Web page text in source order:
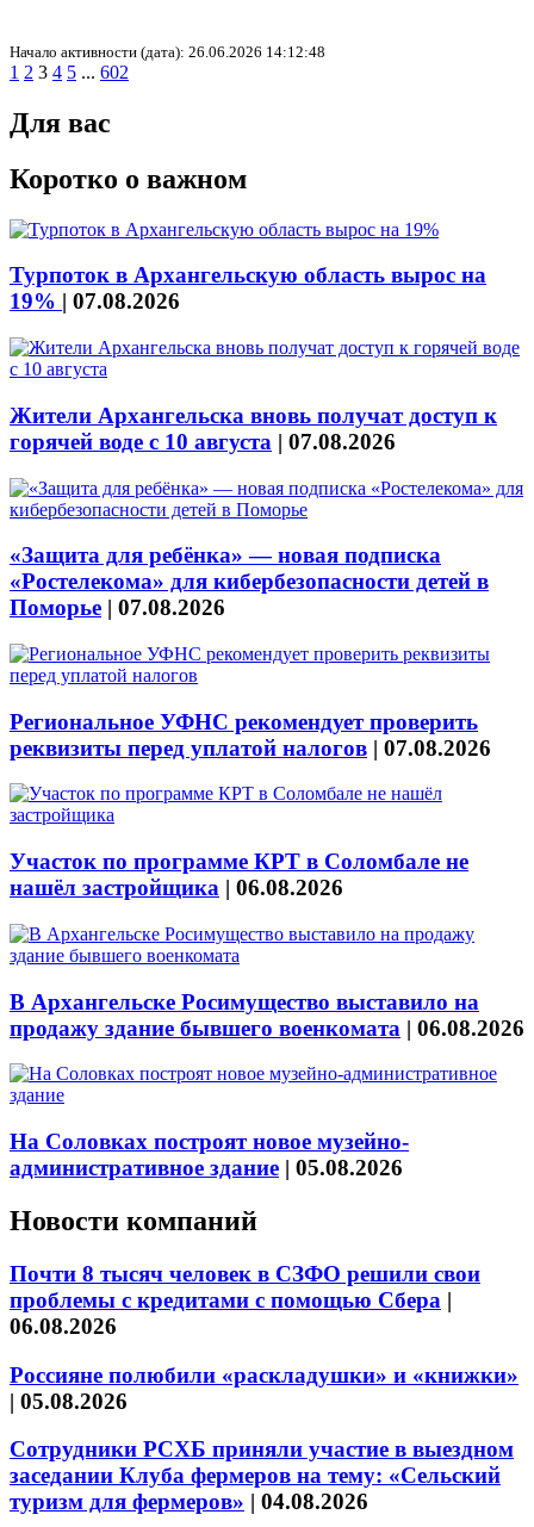
Начало активности (дата): 26.06.2026 14:12:48
1 2 3 4 5 ... 602
Для вас
Коротко о важном
Турпоток в Архангельскую область вырос на
19% | 07.08.2026
Жители Архангельска вновь получат доступ к
горячей воде с 10 августа | 07.08.2026
«Защита для ребёнка» — новая подписка
«Ростелекома» для кибербезопасности детей в
Поморье | 07.08.2026
Региональное УФНС рекомендует проверить
реквизиты перед уплатой налогов | 07.08.2026
Участок по программе КРТ в Соломбале не
нашёл застройщика | 06.08.2026
В Архангельске Росимущество выставило на
продажу здание бывшего военкомата | 06.08.2026
На Соловках построят новое музейно-
административное здание | 05.08.2026
Новости компаний
Почти 8 тысяч человек в СЗФО решили свои
проблемы с кредитами с помощью Сбера |
06.08.2026
Россияне полюбили «раскладушки» и «книжки»
| 05.08.2026
Сотрудники РСХБ приняли участие в выездном
заседании Клуба фермеров на тему: «Сельский
туризм для фермеров» | 04.08.2026